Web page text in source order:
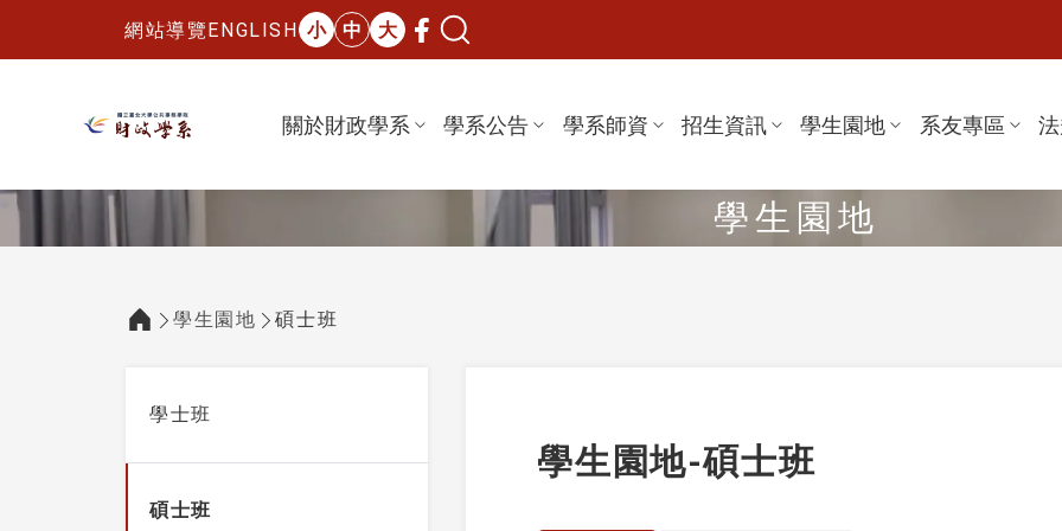
網站導覽ENGLISH 小 中 大
國立臺北大學財政學系
:::
關於財政學系 學系公告 學系師資 招生資訊 學生園地 系友專區
學生園地
學生園地 碩士班
學士班
碩士班
學生園地-碩士班